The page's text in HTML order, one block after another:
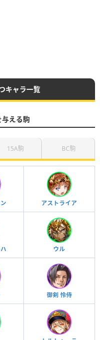
キャラ一覧
える駒
15A駒 BC駒
アストライア
ウル
御剣 怜侍